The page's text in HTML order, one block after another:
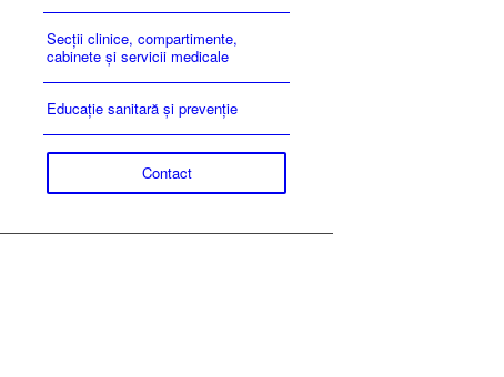
Secții clinice, compartimente,
cabinete și servicii medicale
Educație sanitară și prevenție
Contact